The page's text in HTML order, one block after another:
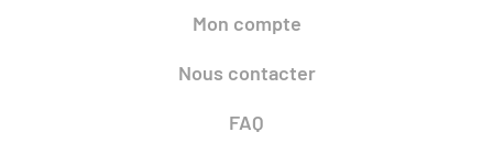
Mon compte
Nous contacter
FAQ